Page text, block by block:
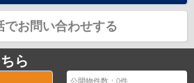
でお問い合わせする
ら
公開物件数：0件